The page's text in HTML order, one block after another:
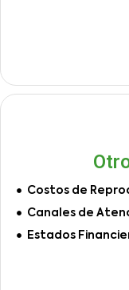
Costos de
Canales de
Estados